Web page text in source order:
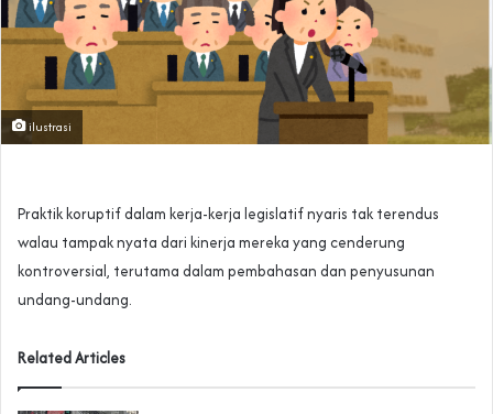
ilustrasi
Praktik koruptif dalam kerja-kerja legislatif nyaris tak terendus
walau tampak nyata dari kinerja mereka yang cenderung
kontroversial, terutama dalam pembahasan dan penyusunan
undang-undang.
Related Articles